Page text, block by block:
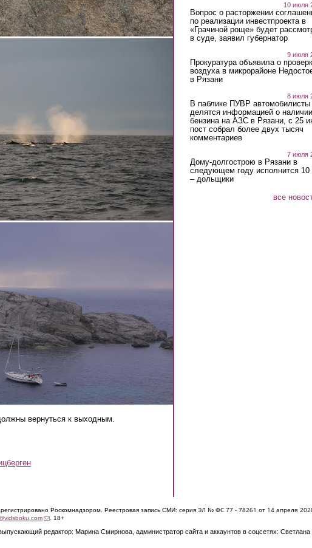
вернуться к выходным.
10 июля
Вопрос о расторжении
по реализации инвестпроекта в
«Грачиной роще» будет
в суде, заявил губернатор
9 июля
Прокуратура объявила о
воздуха в микрорайоне
в Рязани
8 июля
В паблике ПУВР автомобилисты
делятся информацией о наличии
бензина на АЗС в Рязани, с 25
пост собрал более двух тысяч
комментариев
7 июля
Дому-долгострою в Рязани в
следующем году исполнится 10
– дольщики
все
Роскомнадзором. Реестровая запись СМИ: серия ЭЛ № ФС 77 - 78261 от 14 апреля
(link sends e-mail)
. 18+
редактор: Марина Смирнова, администратор сайта и аккаунтов в соцсетях: Светлана